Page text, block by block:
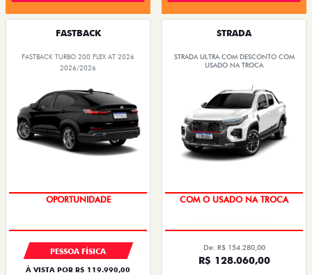
FASTBACK
FASTBACK TURBO 200 FLEX AT 2026
2026/2026
OPORTUNIDADE
PESSOA FÍSICA
À VISTA POR R$ 119.990,00
STRADA
STRADA ULTRA COM DESCONTO COM
USADO NA TROCA
COM O USADO NA TROCA
De: R$ 154.280,00
R$ 128.060,00